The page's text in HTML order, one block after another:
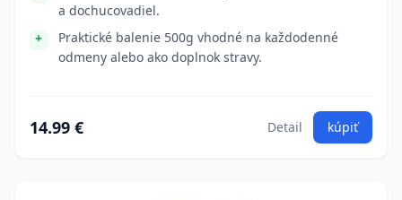
a dochucovadiel.
Praktické balenie 500g vhodné na každodenné
odmeny alebo ako doplnok stravy.
14.99 € Detail kúpiť